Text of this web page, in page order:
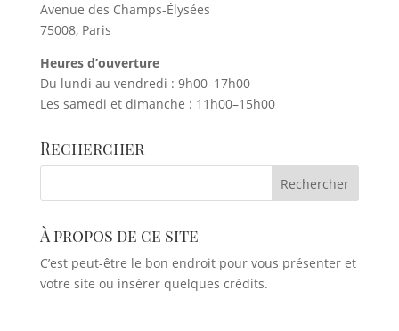
Avenue des Champs-Élysées
75008, Paris
Heures d’ouverture
Du lundi au vendredi : 9h00–17h00
Les samedi et dimanche : 11h00–15h00
Rechercher
À propos de ce site
C’est peut-être le bon endroit pour vous présenter et
votre site ou insérer quelques crédits.